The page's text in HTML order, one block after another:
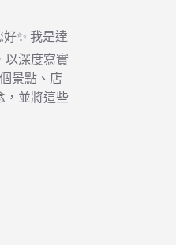
✨ 我是達
以深度寫實
景點、店
，並將這些